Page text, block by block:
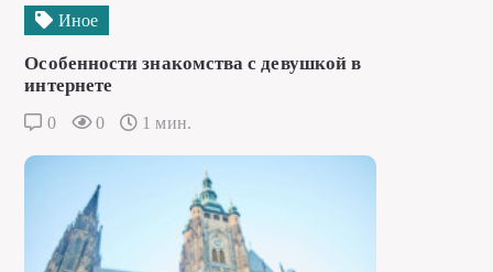
Иное
Особенности знакомства с девушкой в
интернете
0 0 1 мин.